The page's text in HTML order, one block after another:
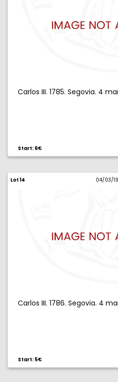
Carlos III. 1785. Segovia. 4
Start: 6€
Lot 14 04/03/
Carlos III. 1786. Segovia. 4
Start: 5€